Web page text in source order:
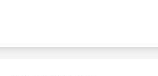
Bin Git Araçlar